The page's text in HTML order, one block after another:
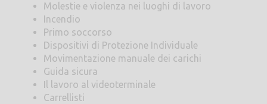
Molestie e violenza nei luoghi di lavoro
Incendio
Primo soccorso
Dispositivi di Protezione Individuale
Movimentazione manuale dei carichi
Guida sicura
Il lavoro al videoterminale
Carrellisti